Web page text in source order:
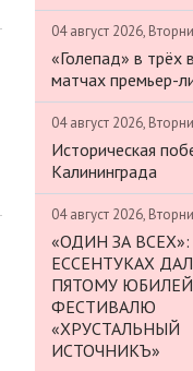
04 август 2026,
«Голепад» в трёх
матчах премьер-
04 август 2026,
Историческая
Калининграда
04 август 2026,
«ОДИН ЗА ВСЕХ»:
ЕССЕНТУКАХ
ПЯТОМУ
ФЕСТИВАЛЮ
«ХРУСТАЛЬНЫЙ
ИСТОЧНИКЪ»